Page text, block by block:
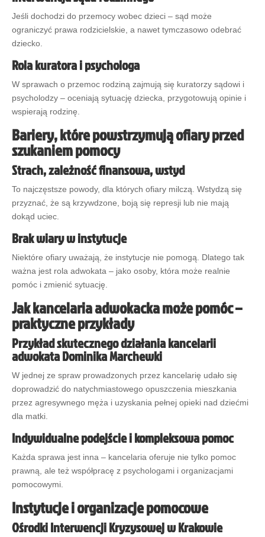
Jeśli dochodzi do przemocy wobec dzieci – sąd może
ograniczyć prawa rodzicielskie, a nawet tymczasowo odebrać
dziecko.
Rola kuratora i psychologa
W sprawach o przemoc rodziną zajmują się kuratorzy sądowi i
psycholodzy – oceniają sytuację dziecka, przygotowują opinie i
wspierają rodzinę.
Bariery, które powstrzymują ofiary przed
szukaniem pomocy
Strach, zależność finansowa, wstyd
To najczęstsze powody, dla których ofiary milczą. Wstydzą się
przyznać, że są krzywdzone, boją się represji lub nie mają
dokąd uciec.
Brak wiary w instytucje
Niektóre ofiary uważają, że instytucje nie pomogą. Dlatego tak
ważna jest rola adwokata – jako osoby, która może realnie
pomóc i zmienić sytuację.
Jak kancelaria adwokacka może pomóc –
praktyczne przykłady
Przykład skutecznego działania kancelarii
adwokata Dominika Marchewki
W jednej ze spraw prowadzonych przez kancelarię udało się
doprowadzić do natychmiastowego opuszczenia mieszkania
przez agresywnego męża i uzyskania pełnej opieki nad dziećmi
dla matki.
Indywidualne podejście i kompleksowa pomoc
Każda sprawa jest inna – kancelaria oferuje nie tylko pomoc
prawną, ale też współpracę z psychologami i organizacjami
pomocowymi.
Instytucje i organizacje pomocowe
Ośrodki Interwencji Kryzysowej w Krakowie